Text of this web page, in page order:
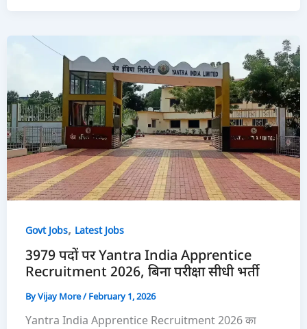
Govt Jobs, Latest Jobs
3979 पदों पर Yantra India Apprentice
Recruitment 2026, बिना परीक्षा सीधी भर्ती
ByVijay More/February 1, 2026
Yantra India Apprentice Recruitment 2026 का